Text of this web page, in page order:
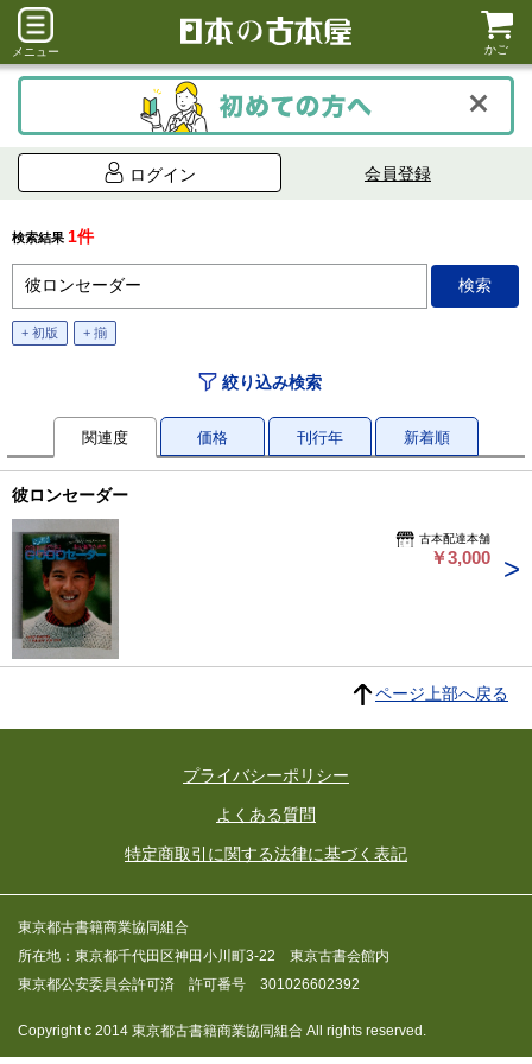
メニュー かご
ログイン 会員登録
検索結果 1件
+ 初版 + 揃
絞り込み検索
関連度 価格 刊行年 新着順
彼ロンセーダー
古本配達本舗
￥3,000
ページ上部へ戻る
プライバシーポリシー
よくある質問
特定商取引に関する法律に基づく表記
東京都古書籍商業協同組合
所在地：東京都千代田区神田小川町3-22 東京古書会館内
東京都公安委員会許可済 許可番号 301026602392
Copyright c 2014 東京都古書籍商業協同組合 All rights reserved.